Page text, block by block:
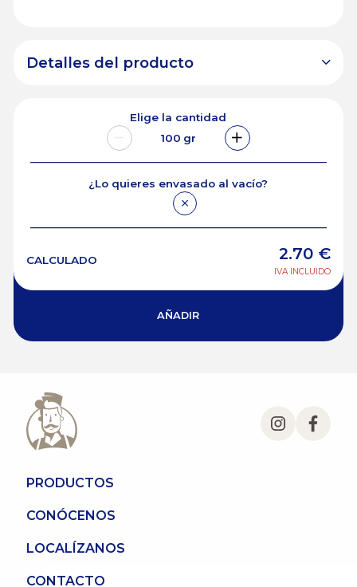
Detalles del producto
Elige la cantidad
100 gr
¿Lo quieres envasado al vacío?
CALCULADO 2.70 €
IVA INCLUIDO
AÑADIR
PRODUCTOS
CONÓCENOS
LOCALÍZANOS
CONTACTO